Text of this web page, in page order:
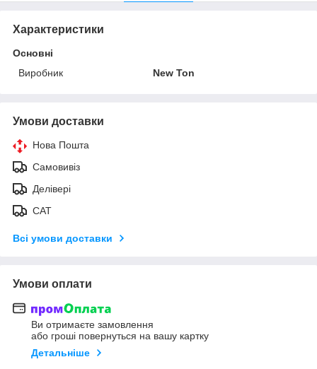
Характеристики
Основні
Виробник
New Ton
Умови доставки
Нова Пошта
Самовивіз
Делівері
САТ
Всі умови доставки
Умови оплати
Ви отримаєте замовлення
або гроші повернуться на вашу картку
Детальніше